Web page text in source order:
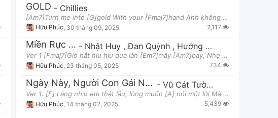
GOLD - Chillies
[Am7]Turn me into [G]gold With your [Fmaj7]hand Anh không [Dm7]quan tâm đâu Cứ [Em7]biến anh thàn
Hữu Phúc 30 tháng 09, 2025 2,117
Miền Rực Rỡ - Nhật Huy ,Đan Quỳnh , Hướng Thiên
Ver 1 [Fmaj7]Gió hắt hiu hiu qua làn [Em7]mây [Am7]bay, Nhẹ nhàng [Dm]em vội bước [G]qua theo
Hữu Phúc, 23 tháng 05, 2025 734
Ngày Này, Người Con Gái Này - Vũ Cát Tường
Ver 1: [E] Lặng nhìn em thật lâu, lòng muốn [A] nói một lời Mà dũng [B] khí trong anh hôm nay sao
Hữu Phúc 14 tháng 02, 2025 5,439